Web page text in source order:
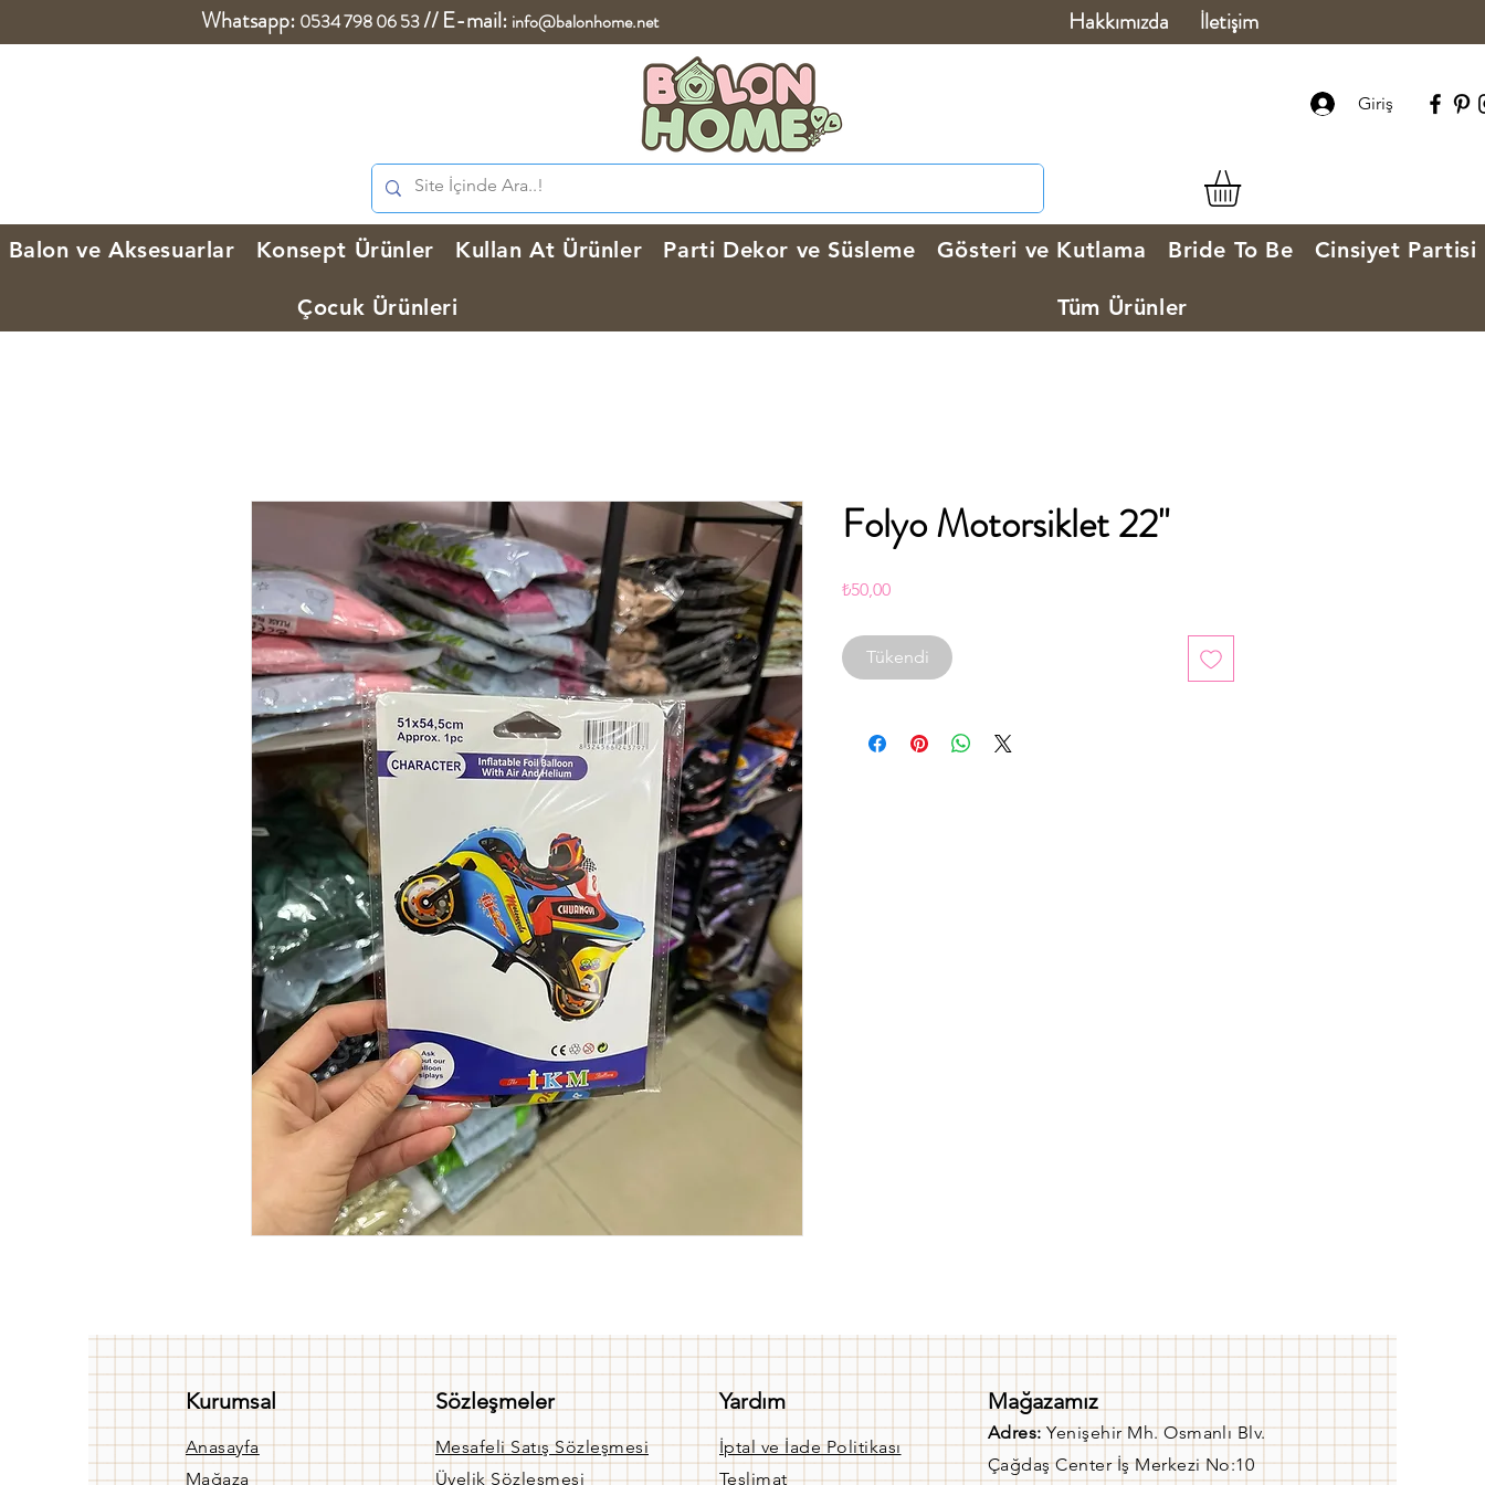
Whatsapp: 0534 798 06 53//E-mail: info@balonhome.net Hakkımızda İletişim
Giriş
Balon ve Aksesuarlar Konsept Ürünler Kullan At Ürünler Parti Dekor ve Süsleme Gösteri ve Kutlama Bride To Be Cinsiyet Partisi
Çocuk Ürünleri Tüm Ürünler
Folyo Motorsiklet 22"
₺50,00Fiyat
Tükendi
Kurumsal Sözleşmeler Yardım
Anasayfa
Mağaza
İptal ve İade Politikası
Teslimat
Mesafeli Satış Sözleşmesi
Üyelik Sözleşmesi
Mağazamız
Adres:Yenişehir Mh. Osmanlı Blv.
Çağdaş Center İş Merkezi No:10